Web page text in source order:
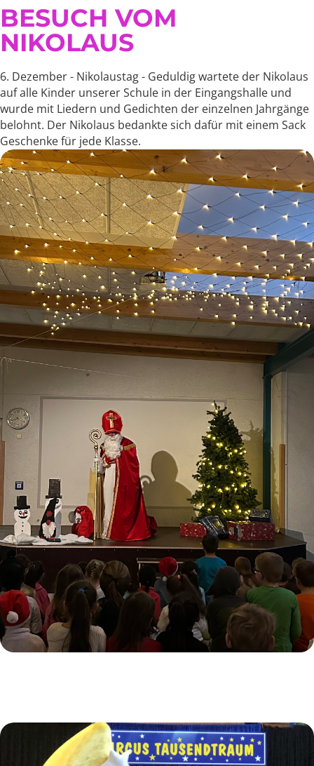
BESUCH VOM
NIKOLAUS
6. Dezember - Nikolaustag - Geduldig wartete der Nikolaus
auf alle Kinder unserer Schule in der Eingangshalle und
wurde mit Liedern und Gedichten der einzelnen Jahrgänge
belohnt. Der Nikolaus bedankte sich dafür mit einem Sack
Geschenke für jede Klasse.